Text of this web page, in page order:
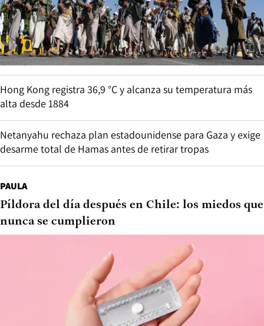
Hong Kong registra 36,9 °C y alcanza su temperatura más
alta desde 1884
Netanyahu rechaza plan estadounidense para Gaza y exige
desarme total de Hamas antes de retirar tropas
PAULA
Píldora del día después en Chile: los miedos que
nunca se cumplieron